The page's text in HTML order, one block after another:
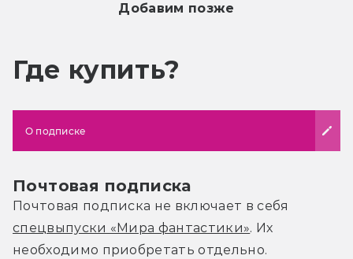
Добавим позже
Где купить?
О подписке
Почтовая подписка
Почтовая подписка не включает в себя
спецвыпуски «Мира фантастики». Их
необходимо приобретать отдельно.